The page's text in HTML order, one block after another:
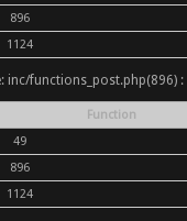
896
1124
functions_post.php(896) :
Function
49
896
1124